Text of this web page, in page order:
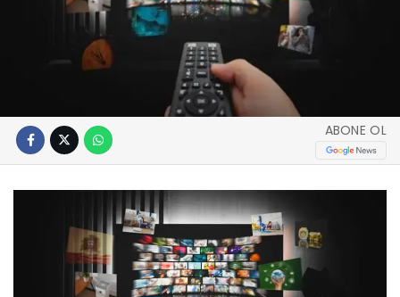
ABONE OL